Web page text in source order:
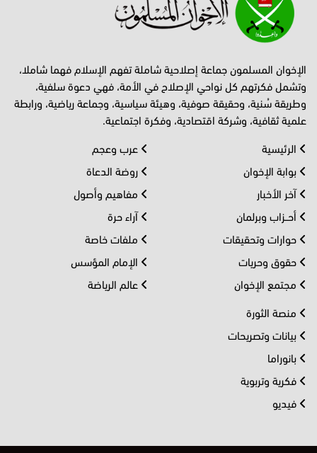
الإخوان المسلمون جماعة إصلاحية شاملة تفهم الإسلام فهما شاملا،
وتشمل فكرتهم كل نواحي الإصلاح في الأمة، فهي دعوة سلفية،
وطريقة سُنية، وحقيقة صوفية، وهيئة سياسية، وجماعة رياضية، ورابطة
علمية ثقافية، وشركة اقتصادية، وفكرة اجتماعية.
الرئيسية
بوابة الإخوان
آخر الأخبار
أحــزاب وبرلمان
حوارات وتحقيقات
حقوق وحريات
مجتمع الإخوان
عرب وعجم
روضة الدعاة
مفاهيم وأصول
آراء حرة
ملفات خاصة
الإمام المؤسس
عالم الرياضة
منصة الثورة
بيانات وتصريحات
بانوراما
فكرية وتربوية
فيديو